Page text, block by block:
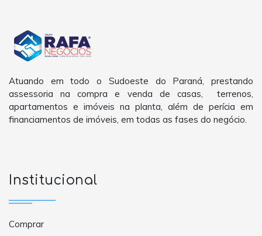
Atuando em todo o Sudoeste do Paraná, prestando
assessoria na compra e venda de casas, terrenos,
apartamentos e imóveis na planta, além de perícia em
financiamentos de imóveis, em todas as fases do negócio.
Institucional
Comprar